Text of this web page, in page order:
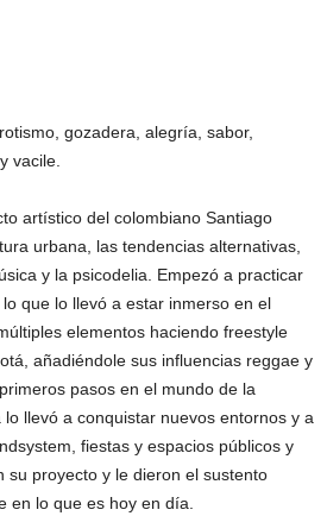
gozadera, alegría, sabor,
vacile.
artístico del colombiano Santiago
urbana, las tendencias alternativas,
y la psicodelia. Empezó a practicar
que lo llevó a estar inmerso en el
elementos haciendo freestyle
añadiéndole sus influencias reggae y
pasos en el mundo de la
llevó a conquistar nuevos entornos y a
fiestas y espacios públicos y
su proyecto y le dieron el sustento
en lo que es hoy en día.